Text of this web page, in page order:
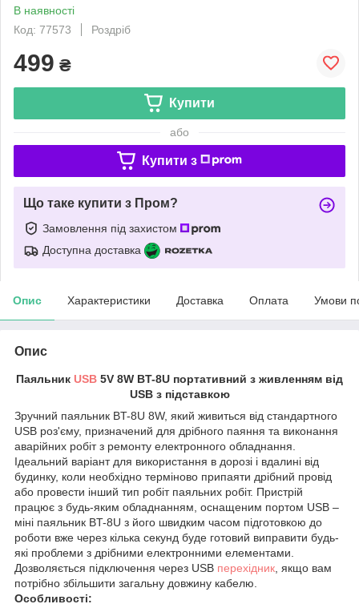
В наявності
Код: 77573
Роздріб
499 ₴
Купити
або
Купити з
Що таке купити з Пром?
Замовлення під захистом
Доступна доставка
Опис Характеристики Доставка Оплата Умови
Опис
Паяльник USB 5V 8W BT-8U портативний з живленням від
USB з підставкою
Зручний паяльник BT-8U 8W, який живиться від стандартного
USB роз'єму, призначений для дрібного паяння та виконання
аварійних робіт з ремонту електронного обладнання.
Ідеальний варіант для використання в дорозі і вдалині від
будинку, коли необхідно терміново припаяти дрібний провід
або провести інший тип робіт паяльних робіт. Пристрій
працює з будь-яким обладнанням, оснащеним портом USB –
міні паяльник BT-8U з його швидким часом підготовкою до
роботи вже через кілька секунд буде готовий виправити будь-
які проблеми з дрібними електронними елементами.
Дозволяється підключення через USB перехідник , якщо вам
потрібно збільшити загальну довжину кабелю.
Особливості: